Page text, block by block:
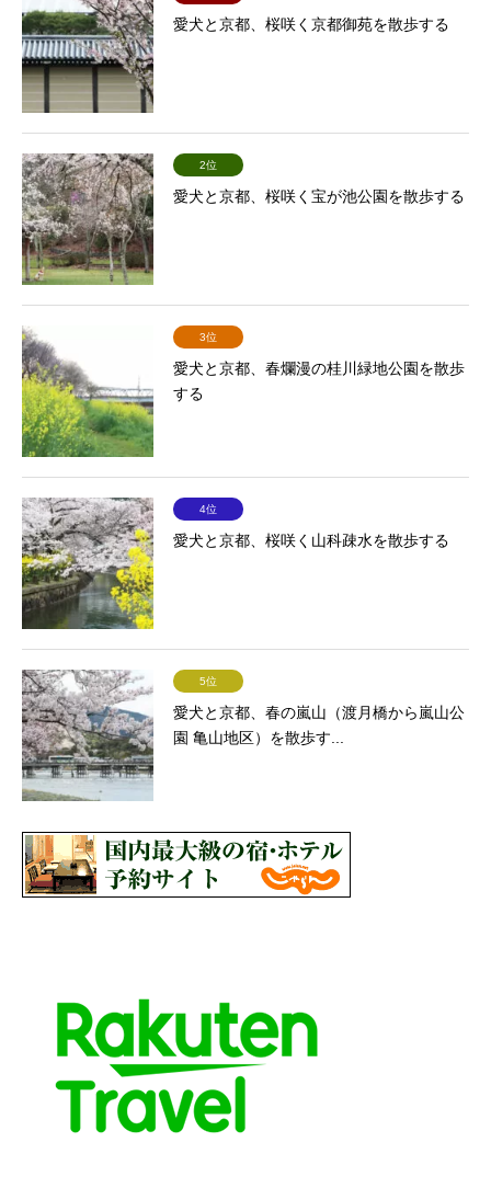
愛犬と京都、桜咲く京都御苑を散歩する
2位
愛犬と京都、桜咲く宝が池公園を散歩する
3位
愛犬と京都、春爛漫の桂川緑地公園を散歩
する
4位
愛犬と京都、桜咲く山科疎水を散歩する
5位
愛犬と京都、春の嵐山（渡月橋から嵐山公
園 亀山地区）を散歩す...